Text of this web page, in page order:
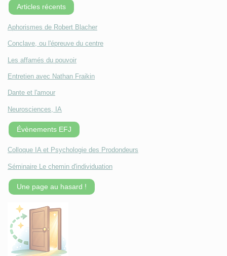
Articles récents
Aphorismes de Robert Blacher
Conclave, ou l'épreuve du centre
Les affamés du pouvoir
Entretien avec Nathan Fraikin
Dante et l'amour
Neurosciences, IA
Évènements EFJ
Colloque IA et Psychologie des Prodondeurs
Séminaire Le chemin d'individuation
Une page au hasard !